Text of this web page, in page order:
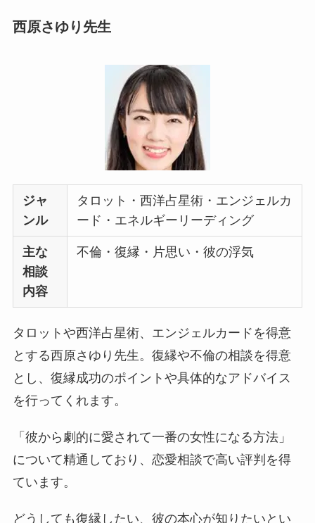
西原さゆり先生
ジャ
ンル
タロット・西洋占星術・エンジェルカ
ード・エネルギーリーディング
主な
相談
内容
不倫・復縁・片思い・彼の浮気
タロットや西洋占星術、エンジェルカードを得意
とする西原さゆり先生。復縁や不倫の相談を得意
とし、復縁成功のポイントや具体的なアドバイス
を行ってくれます。
「彼から劇的に愛されて一番の女性になる方法」
について精通しており、恋愛相談で高い評判を得
ています。
どうしても復縁したい、彼の本心が知りたいとい